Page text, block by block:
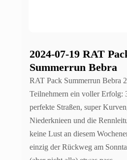
2024-07-19 RAT
Summerrun Bebra
RAT Pack Summerrun Bebra
Teilnehmern ein voller Erfolg:
perfekte Straßen, super
Niederknieen und die
keine Lust an diesem
einzig der Rückweg am